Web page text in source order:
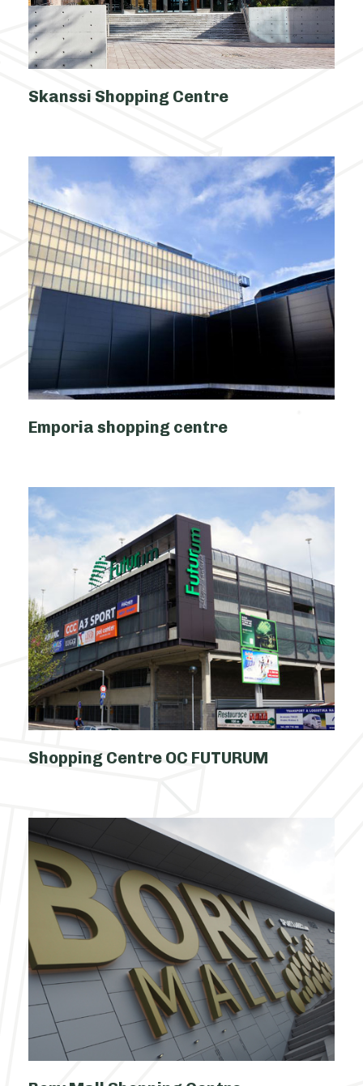
Skanssi Shopping Centre
Emporia shopping centre
Shopping Centre OC FUTURUM